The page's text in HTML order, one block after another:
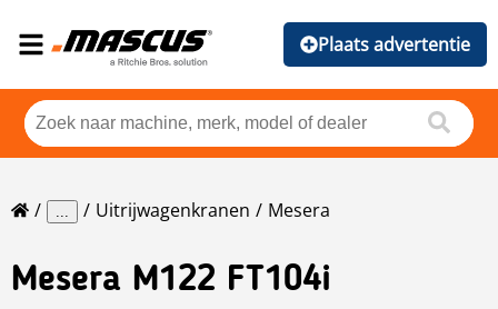
Plaats advertentie
... Uitrijwagenkranen Mesera
Mesera M122 FT104i